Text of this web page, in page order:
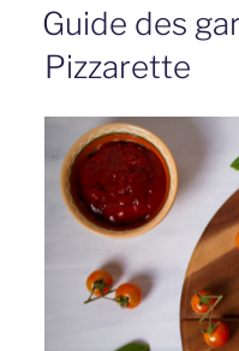
Guide des
Pizzarette